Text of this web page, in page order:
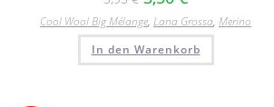
Cool Wool Big Mélange, Lana Grossa, Merino
In den Warenkorb